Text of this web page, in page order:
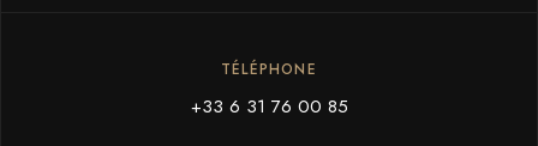
TÉLÉPHONE
+33 6 31 76 00 85